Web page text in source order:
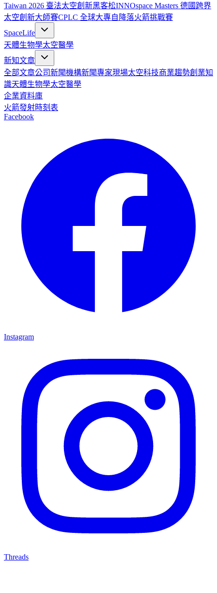
Taiwan 2026 臺法太空創新黑客松INNOspace Masters 德國跨界
太空創新大師賽CPLC 全球大專自降落火箭挑戰賽
SpaceLife
天體生物學太空醫學
新知文章
全部文章公司新聞機構新聞專家現場太空科技商業趨勢創業知
識天體生物學太空醫學
企業資料庫
火箭發射時刻表
Facebook
Instagram
Threads